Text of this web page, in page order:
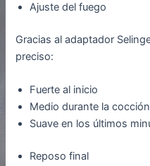
Ajuste del fuego
Gracias al adaptador
preciso:
Fuerte al inicio
Medio durante la cocción
Suave en los últimos
Reposo final